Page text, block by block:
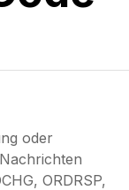
oder
ORDRSP,